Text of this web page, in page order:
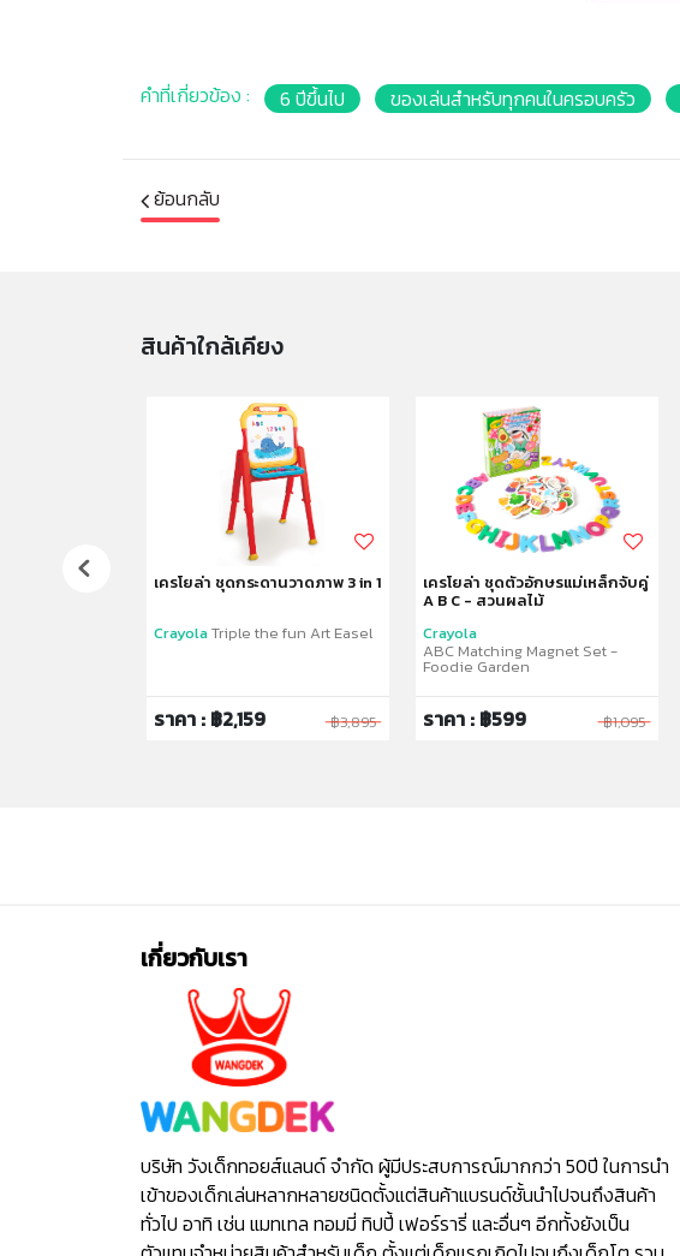
คำที่เกี่ยวข้อง : 6 ปีขึ้นไป ของเล่นสำหรับทุกคนในครอบครัว
ย้อนกลับ
สินค้าใกล้เคียง
เครโยล่า ชุดกระดานวาดภาพ 3 in 1
CrayolaTriple the fun Art Easel
ราคา : ฿2,159 ฿3,895
เครโยล่า ชุดตัวอักษรแม่เหล็กจับคู่
A B C - สวนผลไม้
Crayola
ABC Matching Magnet Set -
Foodie Garden
ราคา : ฿599 ฿1,095
เกี่ยวกับเรา
บริษัท วังเด็กทอยส์แลนด์ จำกัด ผู้มีประสบการณ์มากกว่า 50ปี ในการนำ
เข้าของเด็กเล่นหลากหลายชนิดตั้งแต่สินค้าแบรนด์ชั้นนำไปจนถึงสินค้า
ทั่วไป อาทิ เช่น แมทเทล ทอมมี่ ทิปปี้ เฟอร์รารี่ และอื่นๆ อีกทั้งยังเป็น